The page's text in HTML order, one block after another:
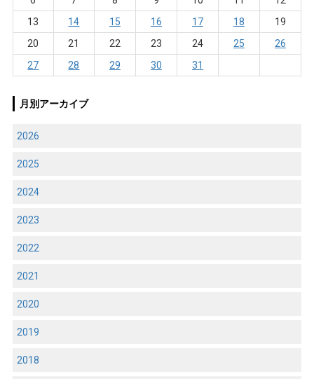
13
14 15 16 17 18
19
20
21 22 23 24 25
26
27
28 29 30 31
月別アーカイブ
2026
2025
2024
2023
2022
2021
2020
2019
2018